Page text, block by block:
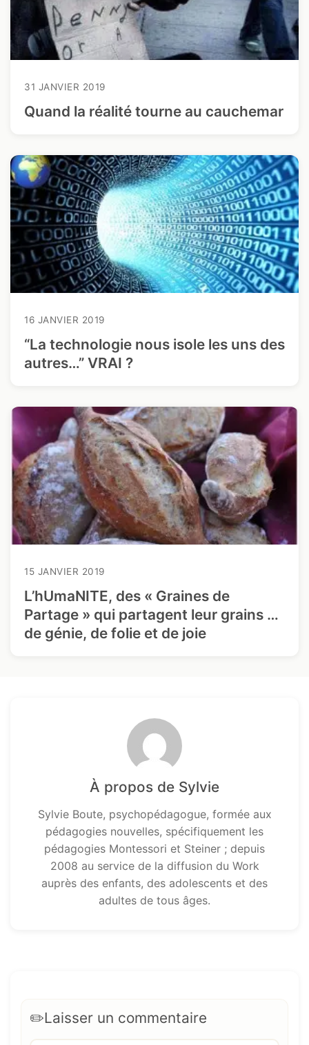
31 JANVIER 2019
Quand la réalité tourne au cauchemar
16 JANVIER 2019
“La technologie nous isole les uns des
autres…” VRAI ?
15 JANVIER 2019
L’hUmaNITE, des « Graines de
Partage » qui partagent leur grains …
de génie, de folie et de joie
À propos de Sylvie
Sylvie Boute, psychopédagogue, formée aux
pédagogies nouvelles, spécifiquement les
pédagogies Montessori et Steiner ; depuis
2008 au service de la diffusion du Work
auprès des enfants, des adolescents et des
adultes de tous âges.
Laisser un commentaire